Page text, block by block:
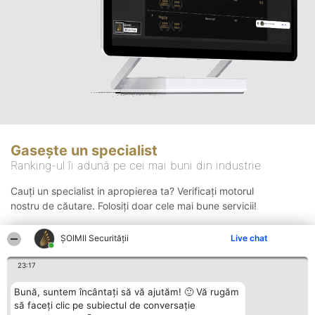
ȘOIMII Securității Live chat
23:17
Bună, suntem încântați să vă ajutăm! 🙂 Vă rugăm
să faceți clic pe subiectul de conversație
Gasește un specialist
Ranking-ul îi adună pe cei mai buni din industrie
Cauți un specialist in apropierea ta? Verificați motorul
nostru de căutare. Folosiți doar cele mai bune servicii!